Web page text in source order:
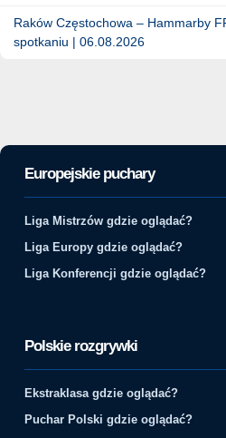
Raków Częstochowa – Hammarby
spotkaniu | 06.08.2026
Europejskie puchary
Liga Mistrzów gdzie oglądać?
Liga Europy gdzie oglądać?
Liga Konferencji gdzie oglądać?
Polskie rozgrywki
Ekstraklasa gdzie oglądać?
Puchar Polski gdzie oglądać?